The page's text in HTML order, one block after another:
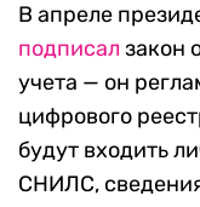
В апреле
подписал закон
учета — он
цифрового
будут входить
СНИЛС,